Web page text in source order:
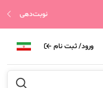
نوبت‌دهی
ورود/ ثبت نام